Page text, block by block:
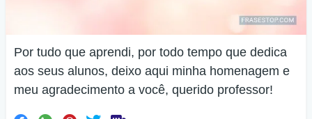
Por tudo que aprendi, por todo tempo que dedica
aos seus alunos, deixo aqui minha homenagem e
meu agradecimento a você, querido professor!